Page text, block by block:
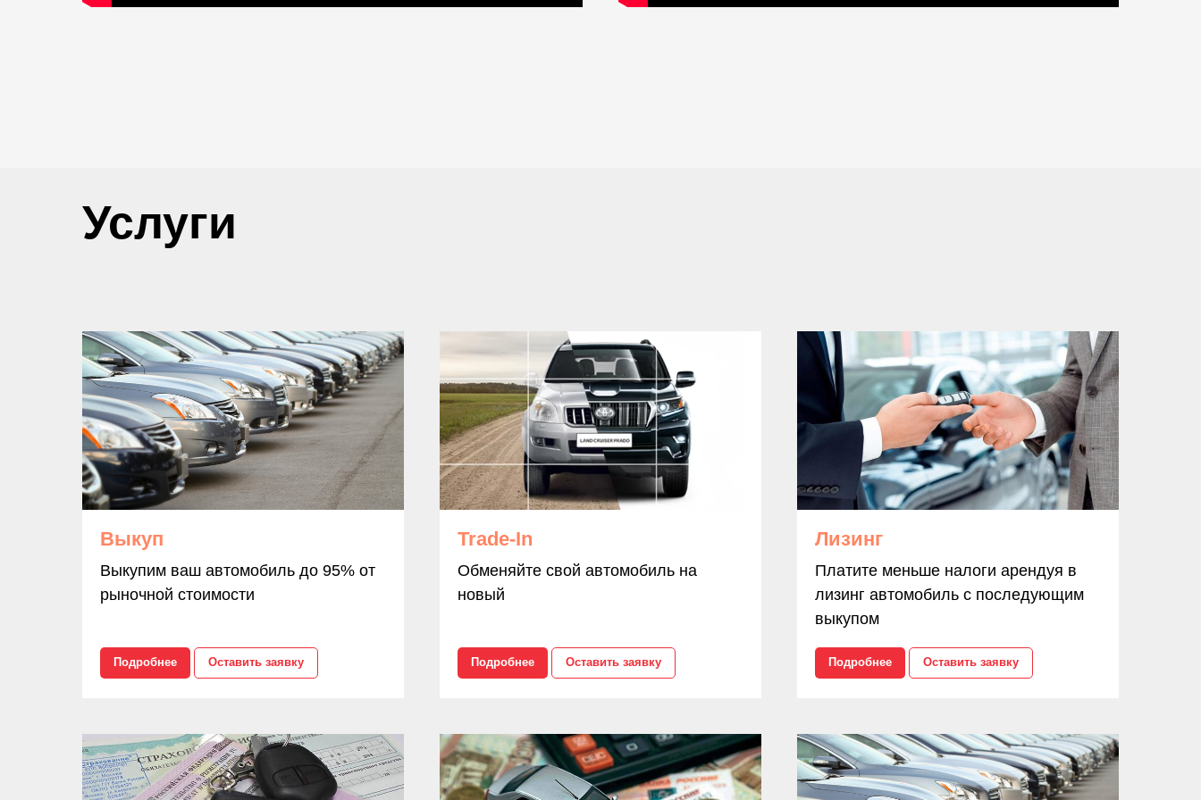
Услуги
Выкуп
Выкупим ваш автомобиль до 95% от
рыночной стоимости
Подробнее Оставить заявку
Trade-In
Обменяйте свой автомобиль на
новый
Подробнее Оставить заявку
Лизинг
Платите меньше налоги арендуя в
лизинг автомобиль с последующим
выкупом
Подробнее Оставить заявку